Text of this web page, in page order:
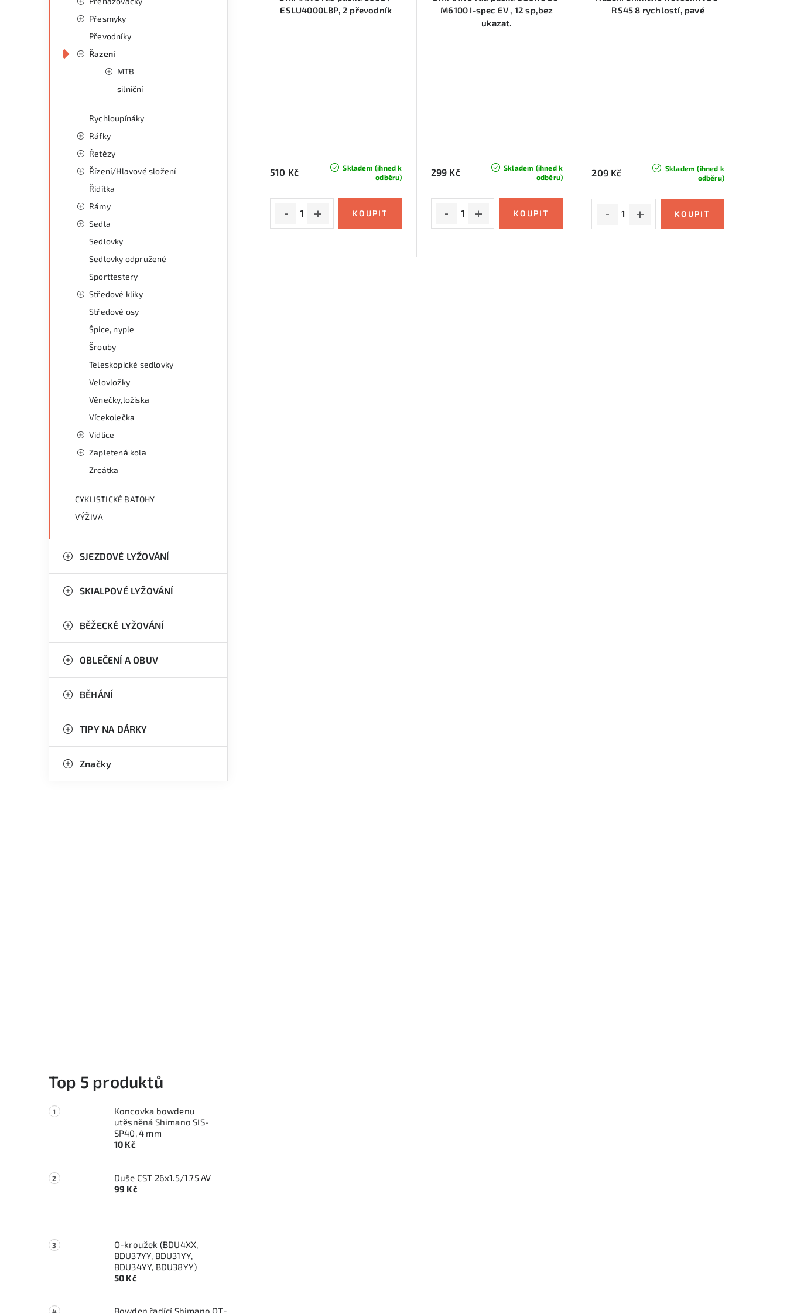
Přesmyky
Převodníky
Řazení
MTB
silniční
Rychloupínáky
Ráfky
Řetězy
Řízení/Hlavové složení
Řidítka
Rámy
Sedla
Sedlovky
Sedlovky odpružené
Sporttestery
Středové kliky
Středové osy
Špice, nyple
Šrouby
Teleskopické sedlovky
Velovložky
Věnečky,ložiska
Vícekolečka
Vidlice
Zapletená kola
Zrcátka
CYKLISTICKÉ BATOHY
VÝŽIVA
SJEZDOVÉ LYŽOVÁNÍ
SKIALPOVÉ LYŽOVÁNÍ
BĚŽECKÉ LYŽOVÁNÍ
OBLEČENÍ A OBUV
BĚHÁNÍ
TIPY NA DÁRKY
Značky
Top 5 produktů
Koncovka bowdenu
utěsněná Shimano SIS-
SP40, 4 mm
10 Kč
Duše CST 26x1.5/1.75 AV
99 Kč
O-kroužek (BDU4XX,
BDU37YY, BDU31YY,
BDU34YY, BDU38YY)
50 Kč
Bowden řadící Shimano OT-
ESLU4000LBP, 2 převodník
Skladem (ihned k
odběru)
510 Kč
M6100 I-spec EV , 12 sp,bez
ukazat.
Skladem (ihned k
odběru)
299 Kč
RS45 8 rychlostí, pavé
Skladem (ihned k
odběru)
209 Kč